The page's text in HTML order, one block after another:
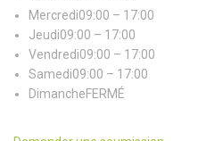
Mercredi09:00 – 17:00
Jeudi09:00 – 17:00
Vendredi09:00 – 17:00
Samedi09:00 – 17:00
DimancheFERMÉ